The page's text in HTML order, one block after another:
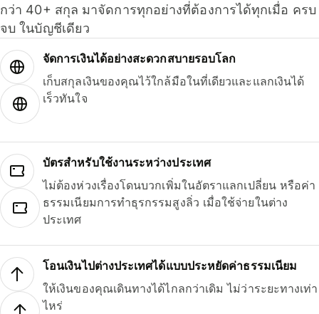
กว่า 40+ สกุล มาจัดการทุกอย่างที่ต้องการได้ทุกเมื่อ ครบ
จบ ในบัญชีเดียว
จัดการเงินได้อย่างสะดวกสบายรอบโลก
เก็บสกุลเงินของคุณไว้ใกล้มือในที่เดียวและแลกเงินได้
เร็วทันใจ
บัตรสำหรับใช้งานระหว่างประเทศ
ไม่ต้องห่วงเรื่องโดนบวกเพิ่มในอัตราแลกเปลี่ยน หรือค่า
ธรรมเนียมการทำธุรกรรมสูงลิ่ว เมื่อใช้จ่ายในต่าง
ประเทศ
โอนเงินไปต่างประเทศได้แบบประหยัดค่าธรรมเนียม
ให้เงินของคุณเดินทางได้ไกลกว่าเดิม ไม่ว่าระยะทางเท่า
ไหร่